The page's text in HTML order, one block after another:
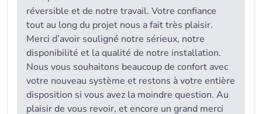
réversible et de notre travail. Votre confiance
tout au long du projet nous a fait très plaisir.
Merci d’avoir souligné notre sérieux, notre
disponibilité et la qualité de notre installation.
Nous vous souhaitons beaucoup de confort avec
votre nouveau système et restons à votre entière
disposition si vous avez la moindre question. Au
plaisir de vous revoir, et encore un grand merci